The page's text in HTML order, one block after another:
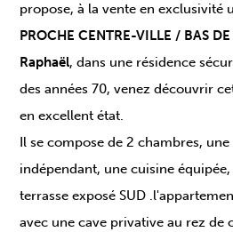
propose, à la vente en exclusivité
PROCHE CENTRE-VILLE / BAS
Raphaël, dans une résidence
des années 70, venez découvrir
en excellent état.
Il se compose de 2 chambres,
indépendant, une cuisine
terrasse exposé SUD
avec une cave privative au rez de